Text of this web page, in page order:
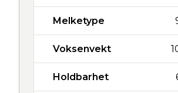
Melketype
Voksenvekt
Holdbarhet